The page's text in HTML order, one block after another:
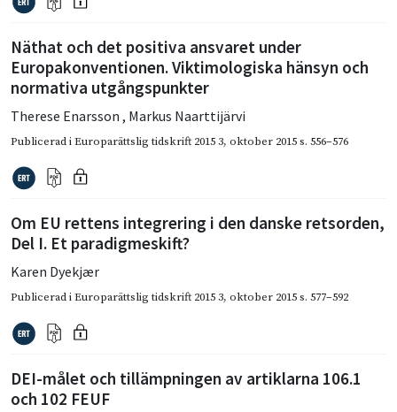
Näthat och det positiva ansvaret under
Europakonventionen. Viktimologiska hänsyn och
normativa utgångspunkter
Therese Enarsson , Markus Naarttijärvi
Publicerad iEuroparättslig tidskrift 2015 3, oktober 2015s. 556–576
Om EU rettens integrering i den danske retsorden,
Del I. Et paradigmeskift?
Karen Dyekjær
Publicerad iEuroparättslig tidskrift 2015 3, oktober 2015s. 577–592
DEI-målet och tillämpningen av artiklarna 106.1
och 102 FEUF